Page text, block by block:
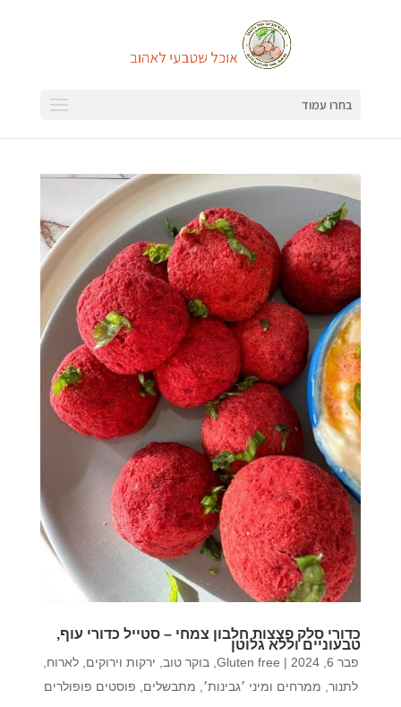
בחרו עמוד
כדורי סלק פצצות חלבון צמחי – סטייל כדורי עוף,
טבעוניים וללא גלוטן
פבר 6, 2024 |
Gluten free בוקר טוב ירקות וירוקים ,לארוח
לתנור ממרחים ומיני ׳גבינות׳ מתבשלים פוסטים פופולרים